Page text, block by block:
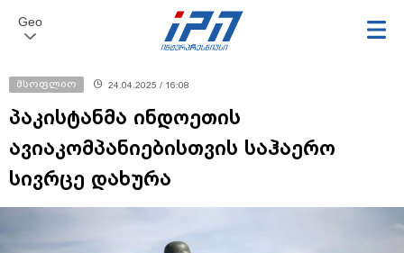
Geo
მსოფლიო 24.04.2025 / 16:08
პაკისტანმა ინდოეთის
ავიაკომპანიებისთვის საჰაერო
სივრცე დახურა